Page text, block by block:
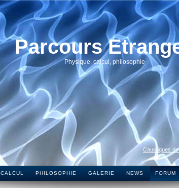
Parcours
Physique, calcul, philosophie
Caustiques
CALCUL PHILOSOPHIE GALERIE NEWS FORUM